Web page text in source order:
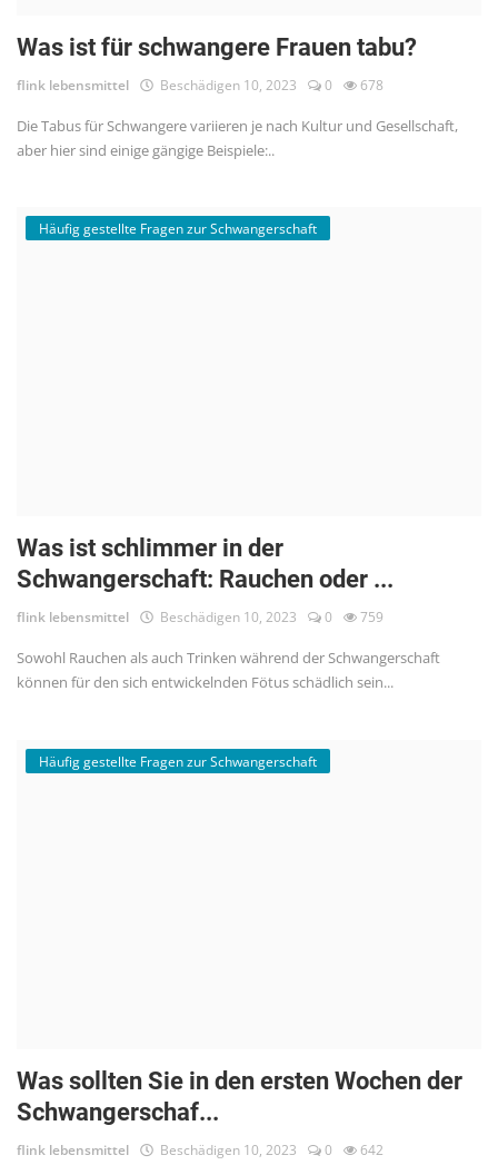
Was ist für schwangere Frauen tabu?
flink lebensmittel Beschädigen 10, 2023 0 678
Die Tabus für Schwangere variieren je nach Kultur und Gesellschaft,
aber hier sind einige gängige Beispiele:..
Häufig gestellte Fragen zur Schwangerschaft
Was ist schlimmer in der
Schwangerschaft: Rauchen oder ...
flink lebensmittel Beschädigen 10, 2023 0 759
Sowohl Rauchen als auch Trinken während der Schwangerschaft
können für den sich entwickelnden Fötus schädlich sein...
Häufig gestellte Fragen zur Schwangerschaft
Was sollten Sie in den ersten Wochen der
Schwangerschaf...
flink lebensmittel Beschädigen 10, 2023 0 642